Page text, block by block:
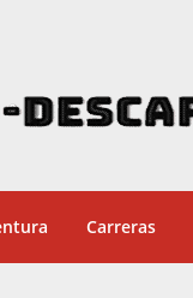
Carreras